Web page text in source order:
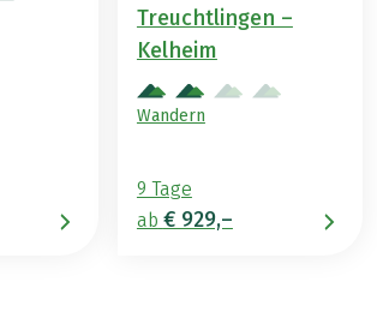
Treuchtlingen –
Kelheim
Wandern
9 Tage
ab € 929,–